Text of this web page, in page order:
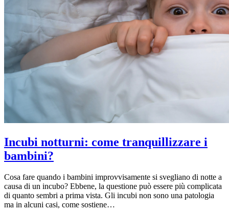
Incubi notturni: come tranquillizzare i
bambini?
Cosa fare quando i bambini improvvisamente si svegliano di notte a
causa di un incubo? Ebbene, la questione può essere più complicata
di quanto sembri a prima vista. Gli incubi non sono una patologia
ma in alcuni casi, come sostiene…